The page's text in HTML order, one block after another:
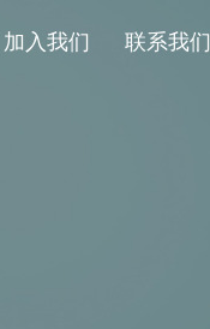
加入我们 联系我们